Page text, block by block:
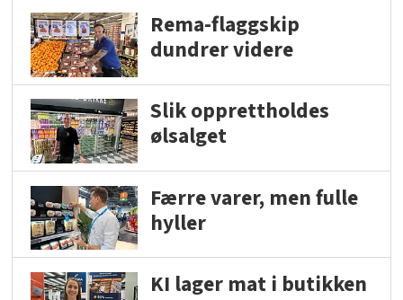
Rema-flaggskip
dundrer videre
Slik opprettholdes
ølsalget
Færre varer, men fulle
hyller
KI lager mat i butikken